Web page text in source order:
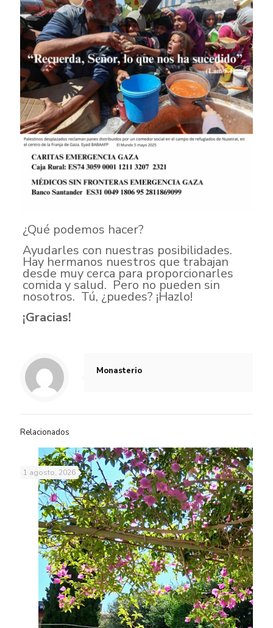
¿Qué podemos hacer?
Ayudarles con nuestras posibilidades.
Hay hermanos nuestros que trabajan
desde muy cerca para proporcionarles
comida y salud. Pero no pueden sin
nosotros. Tú, ¿puedes? ¡Hazlo!
¡Gracias!
Monasterio
Relacionados
1 agosto, 2026